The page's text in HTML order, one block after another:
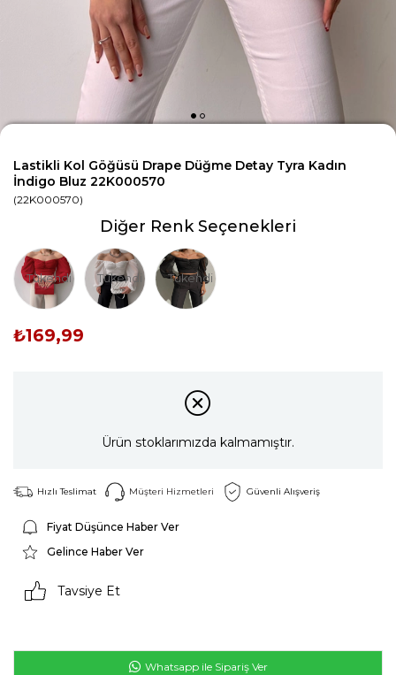
Lastikli Kol Göğüsü Drape Düğme Detay Tyra Kadın
İndigo Bluz 22K000570
(22K000570)
Diğer Renk Seçenekleri
Tükendi Tükendi Tükendi
₺169,99
Ürün stoklarımızda kalmamıştır.
Hızlı Teslimat Müşteri Hizmetleri Güvenli Alışveriş
Fiyat Düşünce Haber Ver
Gelince Haber Ver
Tavsiye Et
Whatsapp ile Sipariş Ver